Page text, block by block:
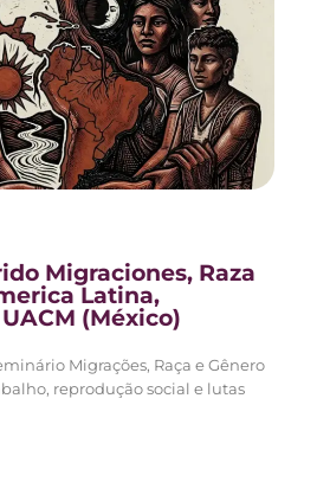
Migraciones, Raza
Latina,
(México)
Migrações, Raça e Gênero
reprodução social e lutas